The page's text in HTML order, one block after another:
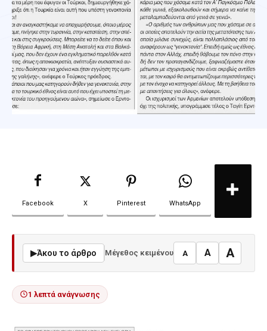
Facebook X Pinterest WhatsApp
▶Άκου το άρθρο Μέγεθος κειμένου A A A
1 λεπτά ανάγνωσης